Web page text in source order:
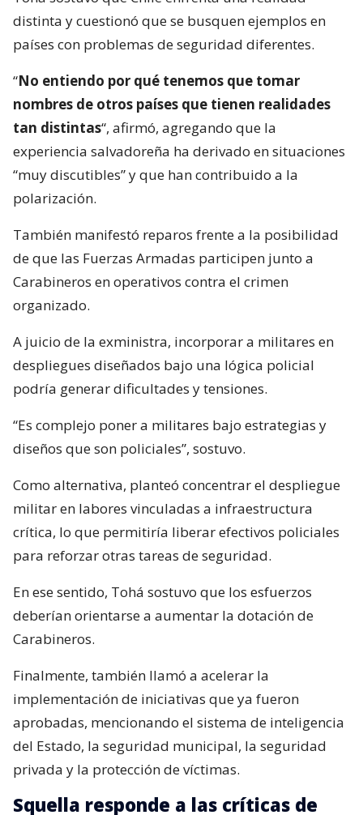
distinta y cuestionó que se busquen ejemplos en
países con problemas de seguridad diferentes.
“No entiendo por qué tenemos que tomar
nombres de otros países que tienen realidades
tan distintas“, afirmó, agregando que la
experiencia salvadoreña ha derivado en situaciones
“muy discutibles” y que han contribuido a la
polarización.
También manifestó reparos frente a la posibilidad
de que las Fuerzas Armadas participen junto a
Carabineros en operativos contra el crimen
organizado.
A juicio de la exministra, incorporar a militares en
despliegues diseñados bajo una lógica policial
podría generar dificultades y tensiones.
“Es complejo poner a militares bajo estrategias y
diseños que son policiales”, sostuvo.
Como alternativa, planteó concentrar el despliegue
militar en labores vinculadas a infraestructura
crítica, lo que permitiría liberar efectivos policiales
para reforzar otras tareas de seguridad.
En ese sentido, Tohá sostuvo que los esfuerzos
deberían orientarse a aumentar la dotación de
Carabineros.
Finalmente, también llamó a acelerar la
implementación de iniciativas que ya fueron
aprobadas, mencionando el sistema de inteligencia
del Estado, la seguridad municipal, la seguridad
privada y la protección de víctimas.
Squella responde a las críticas de